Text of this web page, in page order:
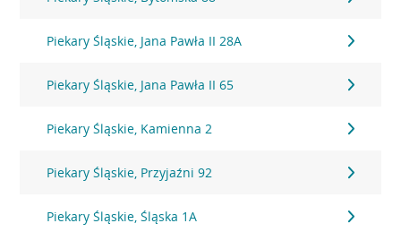
Piekary Śląskie, Jana Pawła II 28A
Piekary Śląskie, Jana Pawła II 65
Piekary Śląskie, Kamienna 2
Piekary Śląskie, Przyjaźni 92
Piekary Śląskie, Śląska 1A